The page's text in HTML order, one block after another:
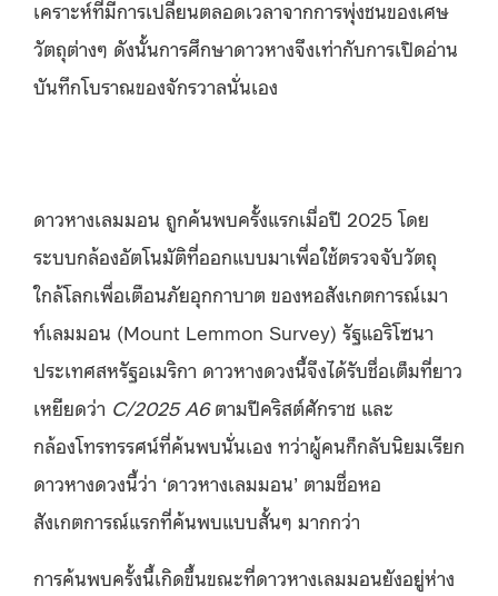
เคราะห์ที่มีการเปลี่ยนตลอดเวลาจากการพุ่งชนของเศษ
วัตถุต่างๆ ดังนั้นการศึกษาดาวหางจึงเท่ากับการเปิดอ่าน
บันทึกโบราณของจักรวาลนั่นเอง
ดาวหางเลมมอน ถูกค้นพบครั้งแรกเมื่อปี 2025 โดย
ระบบกล้องอัตโนมัติที่ออกแบบมาเพื่อใช้ตรวจจับวัตถุ
ใกล้โลกเพื่อเตือนภัยอุกกาบาต ของหอสังเกตการณ์เมา
ท์เลมมอน (Mount Lemmon Survey) รัฐแอริโซนา
ประเทศสหรัฐอเมริกา ดาวหางดวงนี้จึงได้รับชื่อเต็มที่ยาว
เหยียดว่า C/2025 A6ตามปีคริสต์ศักราช และ
กล้องโทรทรรศน์ที่ค้นพบนั่นเอง ทว่าผู้คนก็กลับนิยมเรียก
ดาวหางดวงนี้ว่า ‘ดาวหางเลมมอน’ ตามชื่อหอ
สังเกตการณ์แรกที่ค้นพบแบบสั้นๆ มากกว่า
การค้นพบครั้งนี้เกิดขึ้นขณะที่ดาวหางเลมมอนยังอยู่ห่าง